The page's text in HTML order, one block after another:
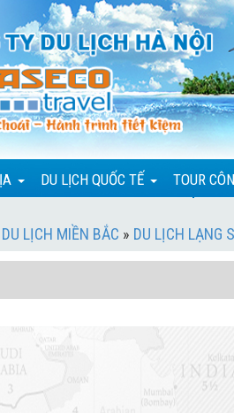
DU LỊCH QUỐC TẾ TOUR
DU LỊCH MIỀN BẮC » DU LỊCH LẠNG